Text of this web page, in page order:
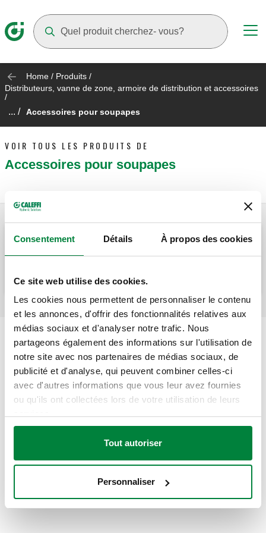
Consentement Détails À propos des cookies
Ce site web utilise des cookies.
Les cookies nous permettent de personnaliser le contenu
et les annonces, d'offrir des fonctionnalités relatives aux
médias sociaux et d'analyser notre trafic. Nous
partageons également des informations sur l'utilisation de
notre site avec nos partenaires de médias sociaux, de
publicité et d'analyse, qui peuvent combiner celles-ci
avec d'autres informations que vous leur avez fournies
ou qu'ils ont collectées lors de votre utilisation de leurs
Tout autoriser
Personnaliser
Home / Produits /
Distributeurs, vanne de zone, armoire de distribution et accessoires
/
... / Accessoires pour soupapes
VOIR TOUS LES PRODUITS DE
Accessoires pour soupapes
Té de by-pass équilibré.